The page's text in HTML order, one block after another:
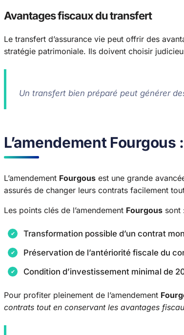
Avantages fiscaux du transfert
Le transfert d’assurance vie peut offrir des
stratégie patrimoniale. Ils doivent choisir
Un transfert bien préparé peut générer
L’amendement
L’amendement Fourgous est une grande
assurés de changer leurs contrats facilement
Les points clés de l’amendement Fourgous sont
Transformation possible d’un contrat
Préservation de l’antériorité fiscale du
Condition d’investissement minimal de
Pour profiter pleinement de l’amendement
contrats tout en conservant les avantages